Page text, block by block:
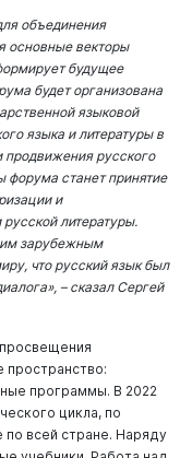
объединения
основные векторы
будущее
будет организована
языковой
языка и литературы в
продвижения русского
станет принятие
и
литературы.
зарубежным
что русский язык был
– сказал Сергей
пространство:
программы. В 2022
цикла, по
всей стране. Наряду